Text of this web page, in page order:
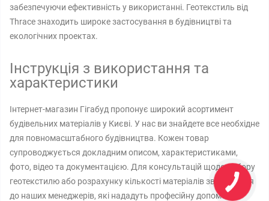
забезпечуючи ефективність у використанні. Геотекстиль від
Thrace знаходить широке застосування в будівництві та
екологічних проектах.
Інструкція з використання та
характеристики
Інтернет-магазин Гігабуд пропонує широкий асортимент
будівельних матеріалів у Києві. У нас ви знайдете все необхідне
для повномасштабного будівництва. Кожен товар
супроводжується докладним описом, характеристиками,
фото, відео та документацією. Для консультацій щодо вибору
геотекстилю або розрахунку кількості матеріалів звертайтеся
до наших менеджерів, які нададуть професійну допомогу.